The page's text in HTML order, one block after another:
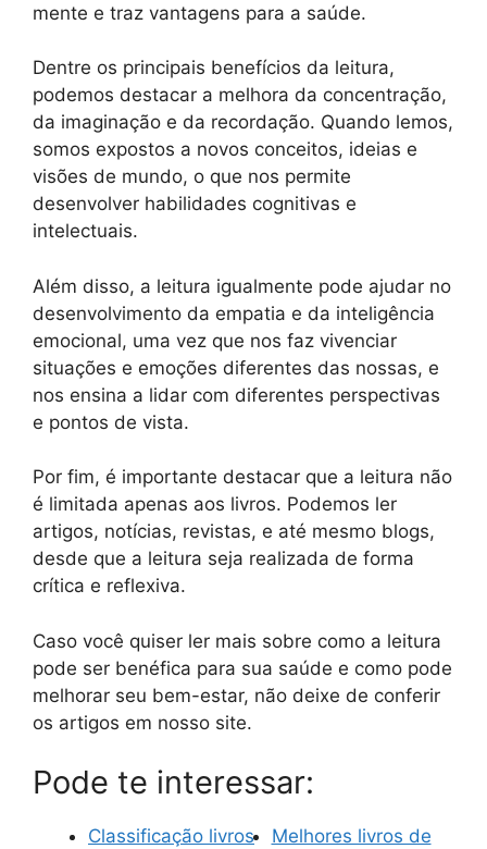
mente e traz vantagens para a saúde.
Dentre os principais benefícios da leitura,
podemos destacar a melhora da concentração,
da imaginação e da recordação. Quando lemos,
somos expostos a novos conceitos, ideias e
visões de mundo, o que nos permite
desenvolver habilidades cognitivas e
intelectuais.
Além disso, a leitura igualmente pode ajudar no
desenvolvimento da empatia e da inteligência
emocional, uma vez que nos faz vivenciar
situações e emoções diferentes das nossas, e
nos ensina a lidar com diferentes perspectivas
e pontos de vista.
Por fim, é importante destacar que a leitura não
é limitada apenas aos livros. Podemos ler
artigos, notícias, revistas, e até mesmo blogs,
desde que a leitura seja realizada de forma
crítica e reflexiva.
Caso você quiser ler mais sobre como a leitura
pode ser benéfica para sua saúde e como pode
melhorar seu bem-estar, não deixe de conferir
os artigos em nosso site.
Pode te interessar:
Classificação livros
Melhores livros de